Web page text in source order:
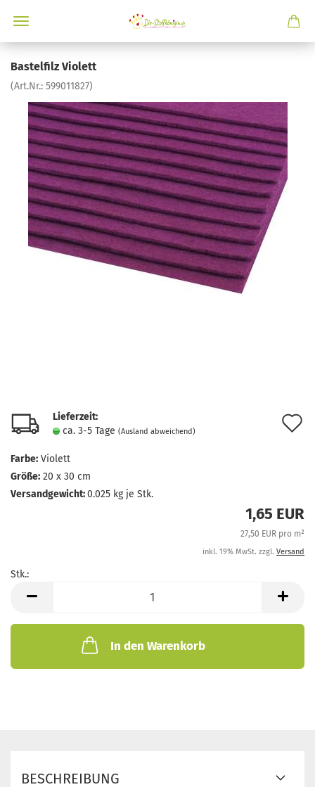
Bastelfilz Violett
(Art.Nr.: 599011827)
Lieferzeit:
ca. 3-5 Tage (Ausland abweichend)
Farbe: Violett
Größe: 20 x 30 cm
Versandgewicht:0.025 kg je Stk.
1,65 EUR
27,50 EUR pro m²
inkl. 19% MwSt. zzgl. Versand
Stk.:
In den Warenkorb
BESCHREIBUNG